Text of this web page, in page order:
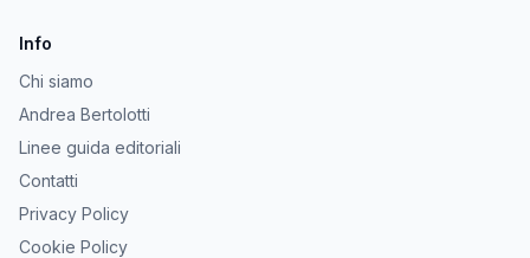
Info
Chi siamo
Andrea Bertolotti
Linee guida editoriali
Contatti
Privacy Policy
Cookie Policy